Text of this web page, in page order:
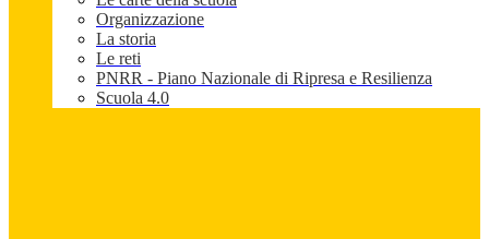
Organizzazione
La storia
Le reti
PNRR - Piano Nazionale di Ripresa e Resilienza
Scuola 4.0